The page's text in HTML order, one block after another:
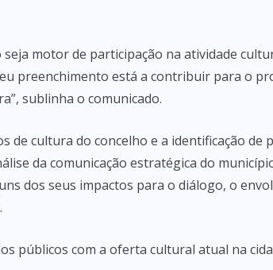
motor de participação na atividade
preenchimento está a contribuir para o
sublinha o comunicado.
de cultura do concelho e a identificação de
da comunicação estratégica do
dos seus impactos para o diálogo, o
públicos com a oferta cultural atual na